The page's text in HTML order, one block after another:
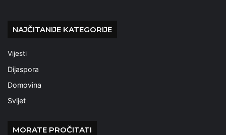
NAJČITANIJE KATEGORIJE
Vijesti
Dijaspora
Domovina
Svijet
MORATE PROČITATI